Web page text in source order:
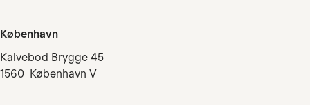
København
Kalvebod Brygge 45
1560 København V